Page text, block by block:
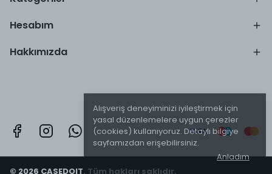
Alışveriş deneyiminizi iyileştirmek için
yasal düzenlemelere uygun çerezler
(cookies) kullanıyoruz. Detaylı bilgiye
sayfamızdan erişebilirsiniz.
Anladım
Hesabım
Hakkımızda
© 2026 CASEDOIT. Tüm hakları saklıdır.